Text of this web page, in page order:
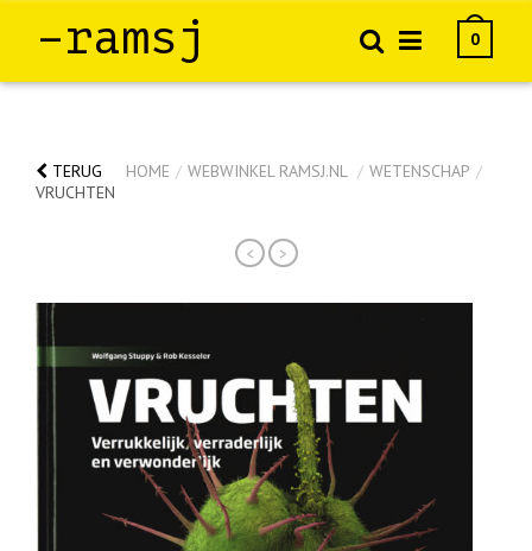
–ramsj 0
TERUG HOME / WEBWINKEL RAMSJ.NL / WETENSCHAP /
VRUCHTEN
< >